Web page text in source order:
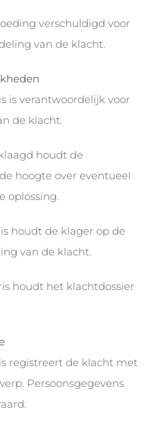
verschuldigd voor
van de klacht.
is verantwoordelijk voor
de klacht.
houdt de
hoogte over eventueel
oplossing.
houdt de klager op de
van de klacht.
houdt het klachtdossier
registreert de klacht met
Persoonsgegevens